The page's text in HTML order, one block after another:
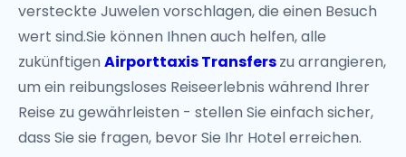
versteckte Juwelen vorschlagen, die einen Besuch
wert sind.Sie können Ihnen auch helfen, alle
zukünftigen Airporttaxis Transferszu arrangieren,
um ein reibungsloses Reiseerlebnis während Ihrer
Reise zu gewährleisten - stellen Sie einfach sicher,
dass Sie sie fragen, bevor Sie Ihr Hotel erreichen.